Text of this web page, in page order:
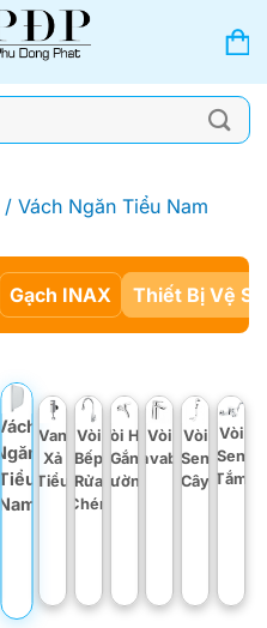
/ Vách Ngăn Tiểu Nam
Gạch INAX Thiết Bị Vệ
Vách
Ngăn
Tiểu
Nam
Van
Xả
Tiểu
Vòi
Bếp
Rửa
Chén
Vòi Hồ
Gắn
Tường
Vòi
Lavabo
Vòi
Sen
Cây
Vòi
Sen
Tắm